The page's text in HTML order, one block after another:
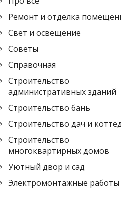
Ремонт и отделка
Свет и освещение
Советы
Справочная
Строительство
административных зданий
Строительство бань
Строительство дач и
Строительство
многоквартирных домов
Уютный двор и сад
Электромонтажные работы